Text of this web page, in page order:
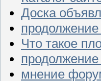
Доска
продолжение
Что такое
мнение